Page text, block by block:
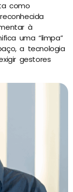
como
à
uma “limpa”
a tecnologia
gestores